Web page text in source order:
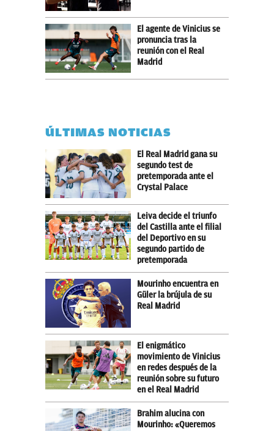
El agente de Vinicius se
pronuncia tras la
reunión con el Real
Madrid
ÚLTIMAS NOTICIAS
El Real Madrid gana su
segundo test de
pretemporada ante el
Crystal Palace
Leiva decide el triunfo
del Castilla ante el filial
del Deportivo en su
segundo partido de
pretemporada
Mourinho encuentra en
Güler la brújula de su
Real Madrid
El enigmático
movimiento de Vinicius
en redes después de la
reunión sobre su futuro
en el Real Madrid
Brahim alucina con
Mourinho: «Queremos